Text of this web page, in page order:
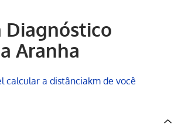
Diagnóstico
Aranha
calcular a distânciakm de você